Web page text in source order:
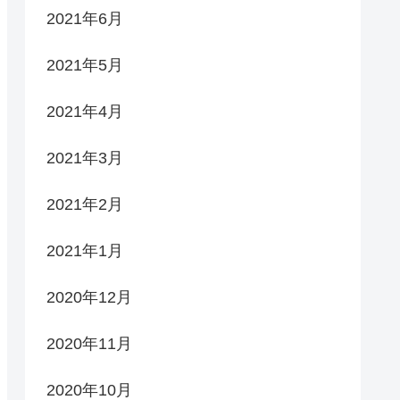
2021年6月
2021年5月
2021年4月
2021年3月
2021年2月
2021年1月
2020年12月
2020年11月
2020年10月